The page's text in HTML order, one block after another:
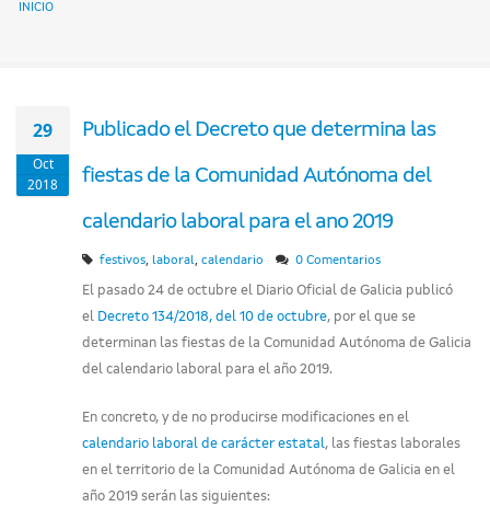
INICIO
29
Oct
2018
Publicado el Decreto que determina las
fiestas de la Comunidad Autónoma del
calendario laboral para el ano 2019
festivos laboral calendario 0 Comentarios
El pasado 24 de octubre el Diario Oficial de Galicia publicó
el Decreto 134/2018, del 10 de octubre, por el que se
determinan las fiestas de la Comunidad Autónoma de Galicia
del calendario laboral para el año 2019.
En concreto, y de no producirse modificaciones en el
calendario laboral de carácter estatal, las fiestas laborales
en el territorio de la Comunidad Autónoma de Galicia en el
año 2019 serán las siguientes: